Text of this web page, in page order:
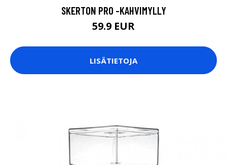
SKERTON PRO -KAHVIMYLLY
59.9 EUR
LISÄTIETOJA